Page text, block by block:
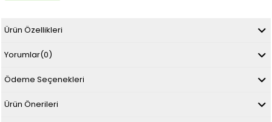
Ürün Özellikleri
Yorumlar(0)
Ödeme Seçenekleri
Ürün Önerileri